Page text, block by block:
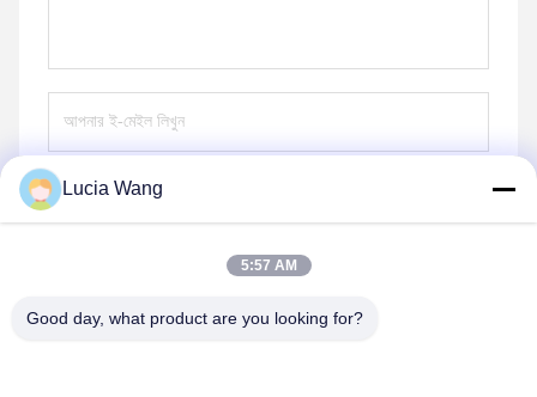
পাঠান
Lucia Wang
5:57 AM
Good day, what product are you looking for?